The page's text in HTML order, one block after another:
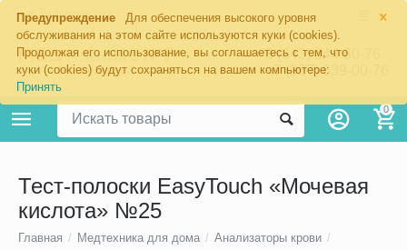
×
Предупреждение
Для обеспечения высокого уровня
обслуживания на этом сайте используются куки (cookies).
Продолжая его использование, вы соглашаетесь с тем, что
куки (cookies) будут сохраняться на вашем компьютере:
Принять
Екатеринбург
8 (343) 344-60-76
+7 (967) 639-00-76
0
Тест-полоски EasyTouch «Мочевая
кислота» №25
Главная / Медтехника для дома / Анализаторы крови /